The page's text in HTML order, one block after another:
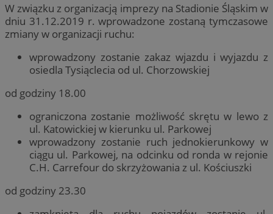
W związku z organizacją imprezy na Stadionie Śląskim w
dniu 31.12.2019 r. wprowadzone zostaną tymczasowe
zmiany w organizacji ruchu:
wprowadzony zostanie zakaz wjazdu i wyjazdu z
osiedla Tysiąclecia od ul. Chorzowskiej
od godziny 18.00
ograniczona zostanie możliwość skrętu w lewo z
ul. Katowickiej w kierunku ul. Parkowej
wprowadzony zostanie ruch jednokierunkowy w
ciągu ul. Parkowej, na odcinku od ronda w rejonie
C.H. Carrefour do skrzyżowania z ul. Kościuszki
od godziny 23.30